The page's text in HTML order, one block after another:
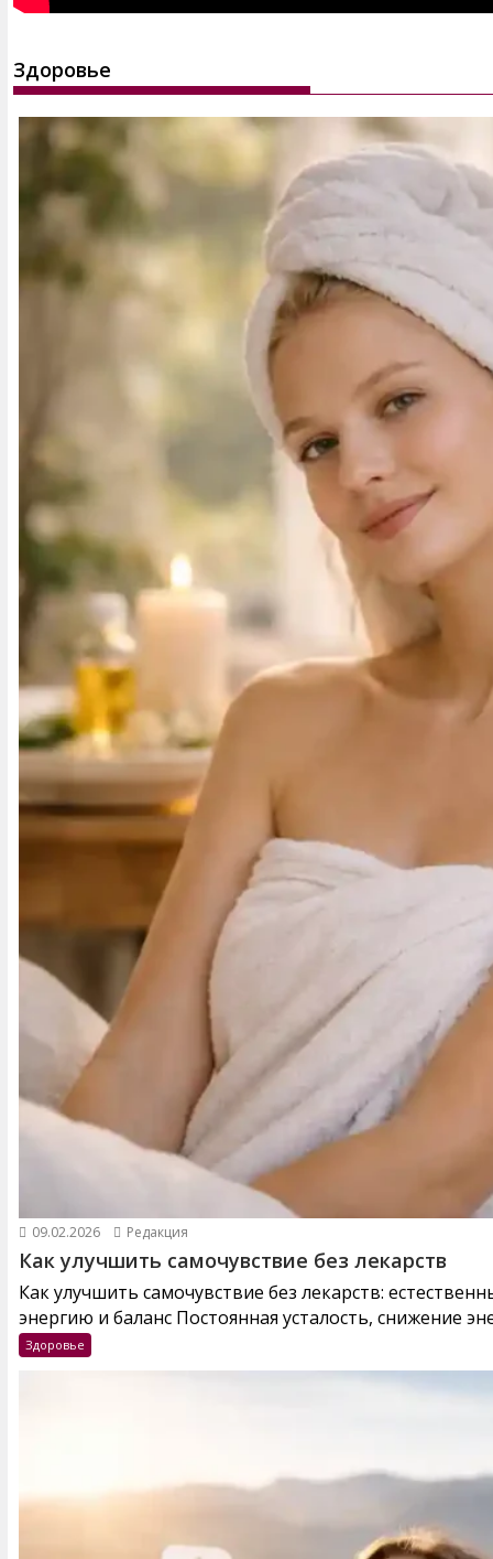
Здоровье
09.02.2026 Редакция
Как улучшить самочувствие без лекарств
Как улучшить самочувствие без лекарств:
энергию и баланс Постоянная усталость, снижение
Здоровье